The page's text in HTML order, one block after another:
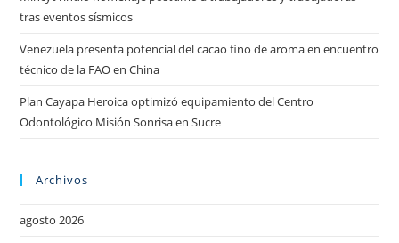
tras eventos sísmicos
Venezuela presenta potencial del cacao fino de aroma en encuentro
técnico de la FAO en China
Plan Cayapa Heroica optimizó equipamiento del Centro
Odontológico Misión Sonrisa en Sucre
Archivos
agosto 2026